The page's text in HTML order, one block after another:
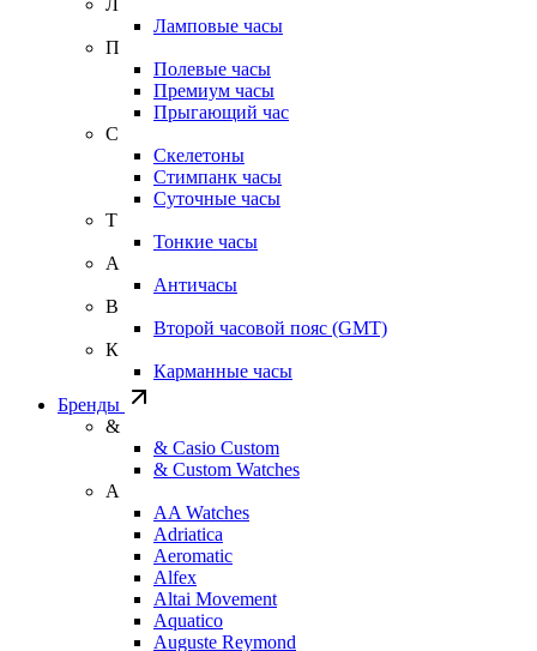
Л
Ламповые часы
П
Полевые часы
Премиум часы
Прыгающий час
С
Скелетоны
Стимпанк часы
Суточные часы
Т
Тонкие часы
А
Античасы
В
Второй часовой пояс (GMT)
К
Карманные часы
Бренды
&
& Casio Custom
& Custom Watches
A
AA Watches
Adriatica
Aeromatic
Alfex
Altai Movement
Aquatico
Auguste Reymond